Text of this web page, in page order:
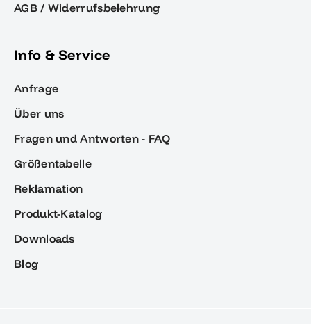
AGB / Widerrufsbelehrung
Info & Service
Anfrage
Über uns
Fragen und Antworten - FAQ
Größentabelle
Reklamation
Produkt-Katalog
Downloads
Blog